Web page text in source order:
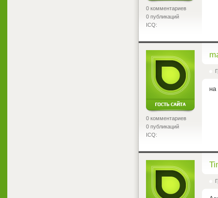
0 комментариев
0 публикаций
ICQ:
0 комментариев
0 публикаций
ICQ: